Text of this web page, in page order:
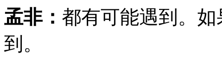
孟非： 都有可能遇到。
到。